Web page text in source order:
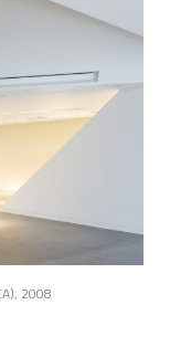
2008